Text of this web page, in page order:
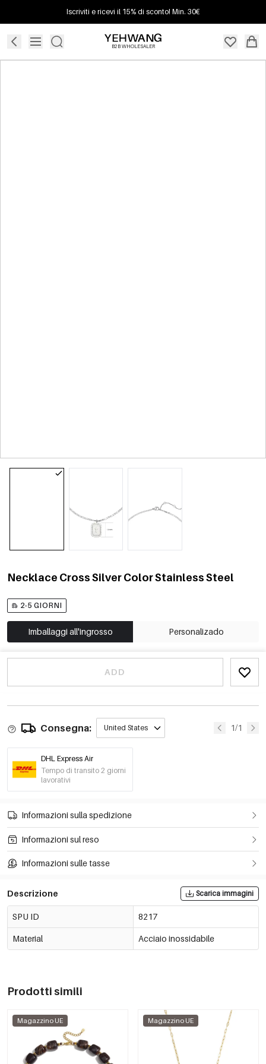
Iscriviti e ricevi il 15% di sconto! Min. 30€
B2B WHOLESALER
Necklace Cross Silver Color Stainless Steel
2-5 GIORNI
Imballaggi all'ingrosso Personalizado
ADD
Consegna: United States 1/1
DHL Express Air
Tempo di transito 2 giorni
lavorativi
Informazioni sulla spedizione
Informazioni sul reso
Informazioni sulle tasse
Descrizione Scarica immagini
SPU ID 8217
Material Acciaio inossidabile
Prodotti simili
Magazzino UE Magazzino UE